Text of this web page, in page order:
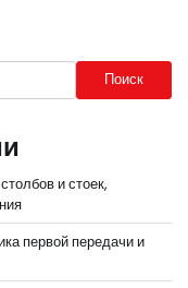
Поиск
и стоек,
первой передачи и